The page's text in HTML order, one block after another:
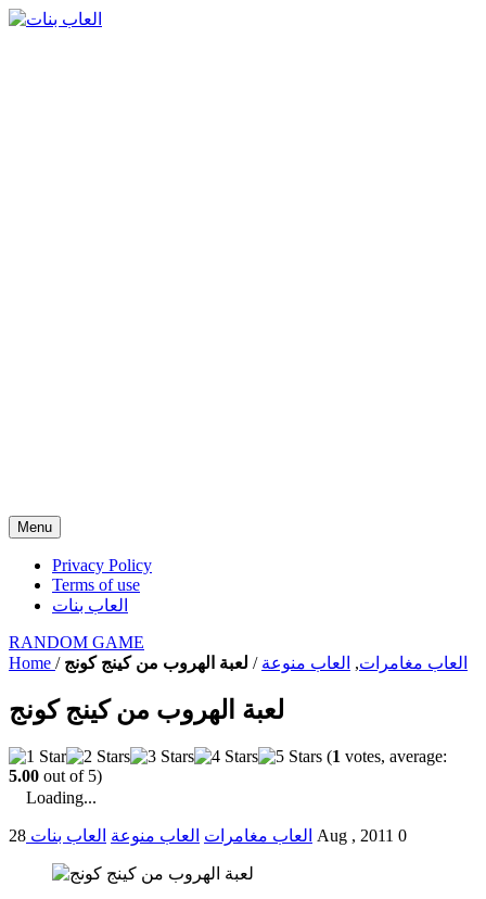
Menu
Privacy Policy
Terms of use
العاب بنات
RANDOM GAME
Home / العاب مغامرات, العاب منوعة / لعبة الهروب من كينج كونج
لعبة الهروب من كينج كونج
(1 votes, average:
5.00 out of 5)
Loading...
العاب مغامرات العاب منوعة العاب بنات 28 Aug , 2011 0